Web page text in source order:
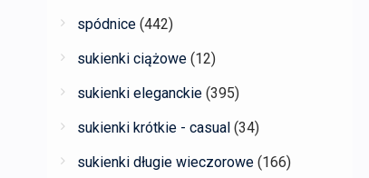
spódnice (442)
sukienki ciążowe (12)
sukienki eleganckie (395)
sukienki krótkie - casual (34)
sukienki długie wieczorowe (166)